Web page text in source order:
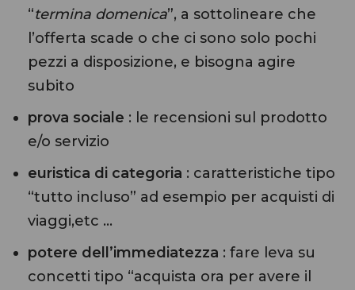
“termina domenica”, a sottolineare che
l’offerta scade o che ci sono solo pochi
pezzi a disposizione, e bisogna agire
subito
prova sociale : le recensioni sul prodotto
e/o servizio
euristica di categoria : caratteristiche tipo
“tutto incluso” ad esempio per acquisti di
viaggi,etc …
potere dell’immediatezza : fare leva su
concetti tipo “acquista ora per avere il